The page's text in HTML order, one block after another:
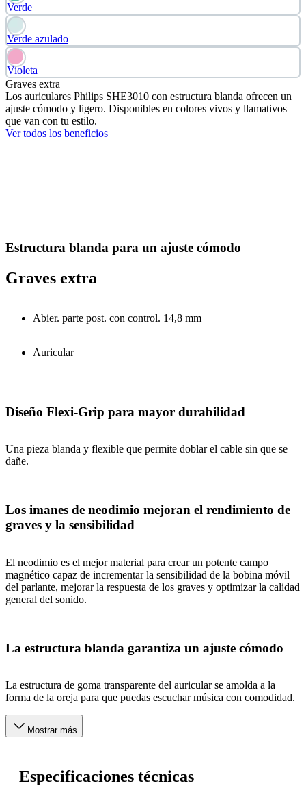
Verde
Verde azulado
Violeta
Graves extra
Los auriculares Philips SHE3010 con estructura blanda ofrecen un
ajuste cómodo y ligero. Disponibles en colores vivos y llamativos
que van con tu estilo.
Ver todos los beneficios
Estructura blanda para un ajuste cómodo
Graves extra
Abier. parte post. con control. 14,8 mm
Auricular
Diseño Flexi-Grip para mayor durabilidad
Una pieza blanda y flexible que permite doblar el cable sin que se
dañe.
Los imanes de neodimio mejoran el rendimiento de
graves y la sensibilidad
El neodimio es el mejor material para crear un potente campo
magnético capaz de incrementar la sensibilidad de la bobina móvil
del parlante, mejorar la respuesta de los graves y optimizar la calidad
general del sonido.
La estructura blanda garantiza un ajuste cómodo
La estructura de goma transparente del auricular se amolda a la
forma de la oreja para que puedas escuchar música con comodidad.
Mostrar más
Especificaciones técnicas